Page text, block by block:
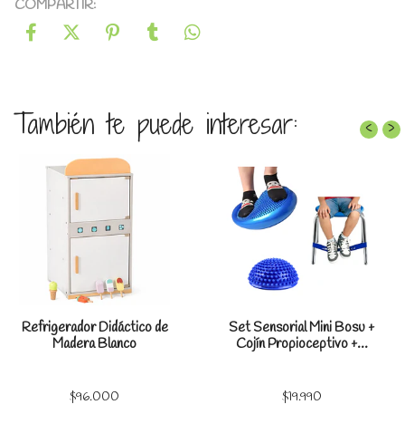
COMPARTIR:
También te puede interesar:
Refrigerador Didáctico de
Madera Blanco
$96.000
Set Sensorial Mini Bosu +
Cojín Propioceptivo +...
$19.990
‹ ›